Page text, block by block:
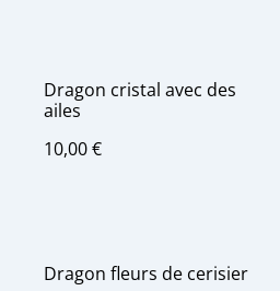
Dragon cristal avec des
ailes
10,00 €
Dragon fleurs de cerisier